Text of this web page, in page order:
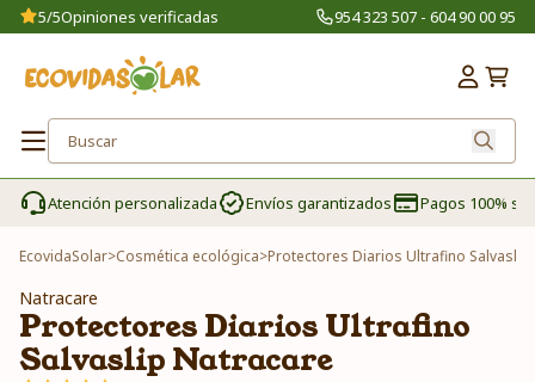
5/5Opiniones verificadas 954 323 507 - 604 90 00 95
Atención personalizada Envíos garantizados Pagos 100%
EcovidaSolar>Cosmética ecológica>Protectores Diarios Ultrafino Salvaslip
Natracare
Protectores Diarios Ultrafino
Salvaslip Natracare